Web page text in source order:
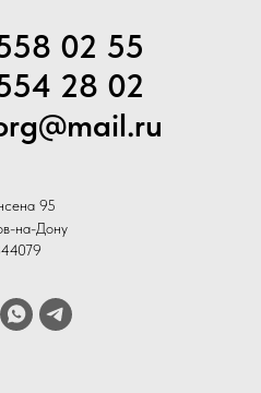
02 55
28 02
95
на-Дону